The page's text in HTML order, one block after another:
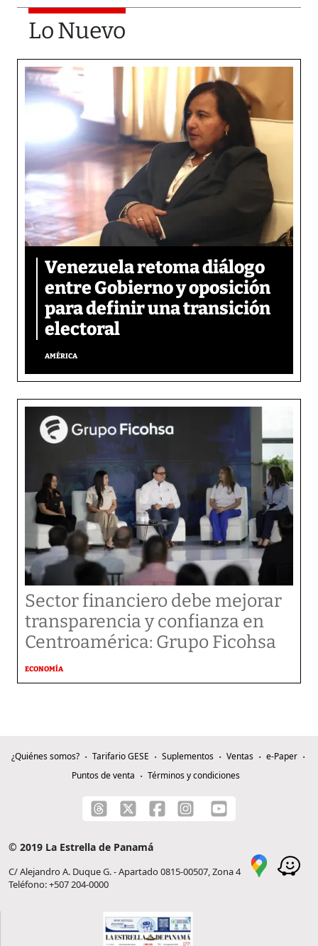
Lo Nuevo
Venezuela retoma diálogo
entre Gobierno y oposición
para definir una transición
electoral
AMÉRICA
Sector financiero debe mejorar
transparencia y confianza en
Centroamérica: Grupo Ficohsa
ECONOMÍA
¿Quiénes somos? Tarifario GESE Suplementos Ventas
e-Paper
Puntos de venta
Términos y condiciones
© 2019 La Estrella de Panamá
C/ Alejandro A. Duque G. - Apartado 0815-00507, Zona 4
Teléfono: +507 204-0000